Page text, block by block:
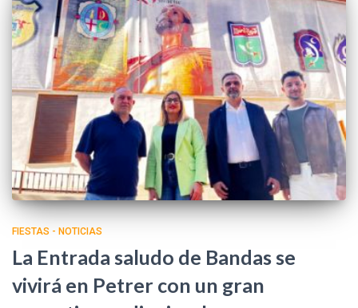
FIESTAS - NOTICIAS
La Entrada saludo de Bandas se
vivirá en Petrer con un gran